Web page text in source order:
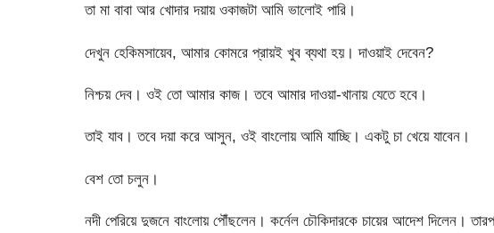
তা মা বাবা আর খোদার দয়ায় ওকাজটা আমি ভালোই পারি।
দেখুন হেকিমসায়েব, আমার কোমরে প্রায়ই খুব ব্যথা হয়। দাওয়াই দেবেন?
নিশ্চয় দেব। ওই তো আমার কাজ। তবে আমার দাওয়া-খানায় যেতে হবে।
তাই যাব। তবে দয়া করে আসুন, ওই বাংলোয় আমি যাচ্ছি। একটু চা খেয়ে যাবেন।
বেশ তো চলুন।
নদী পেরিয়ে দুজনে বাংলোয় পৌঁছলেন। কর্নেল চৌকিদারকে চায়ের আদেশ দিলেন।